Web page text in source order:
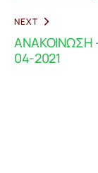
NEXT
ΑΝΑΚΟΙΝΩΣΗ
04-2021